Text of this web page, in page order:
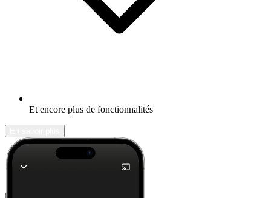
Et encore plus de fonctionnalités